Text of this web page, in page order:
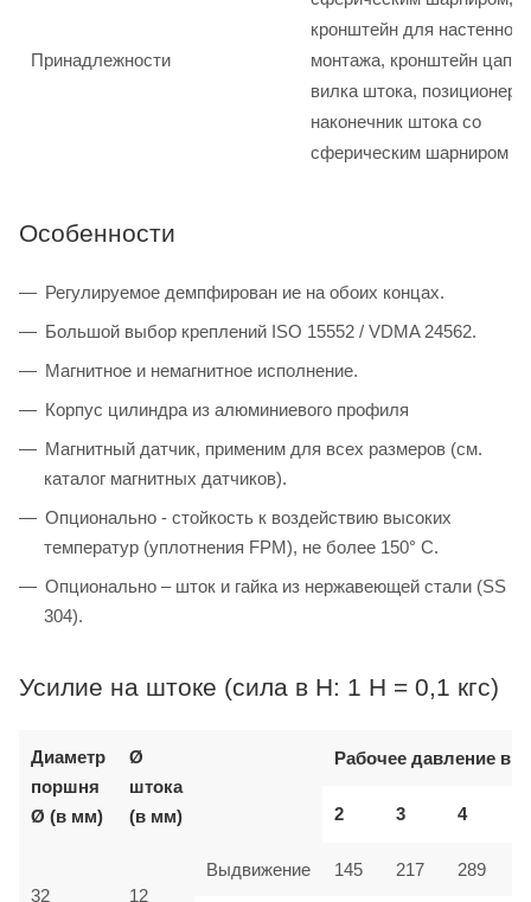
Принадлежности
кронштейн для настенного
монтажа, кронштейн
вилка штока, позиционер
наконечник штока со
сферическим шарниром
Особенности
Регулируемое демпфирован ие на обоих концах.
Большой выбор креплений ISO 15552 / VDMA 24562.
Магнитное и немагнитное исполнение.
Корпус цилиндра из алюминиевого профиля
Магнитный датчик, применим для всех размеров (см.
каталог магнитных датчиков).
Опционально - стойкость к воздействию высоких
температур (уплотнения FPM), не более 150° C.
Опционально – шток и гайка из нержавеющей стали (SS
304).
Усилие на штоке (сила в Н: 1 Н = 0,1 кгс)
Диаметр
поршня
Ø (в мм)
Ø
штока
(в мм)
Рабочее давление в
2 3 4
32 12
Выдвижение 145 217 289